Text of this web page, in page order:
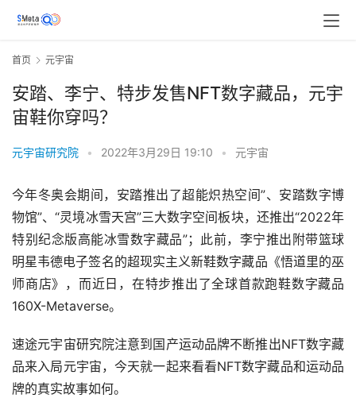
首页 元宇宙
安踏、李宁、特步发售NFT数字藏品，元宇
宙鞋你穿吗？
元宇宙研究院 • 2022年3月29日 19:10 • 元宇宙
今年冬奥会期间，安踏推出了超能炽热空间”、安踏数字博
物馆”、“灵境冰雪天宫”三大数字空间板块，还推出“2022年
特别纪念版高能冰雪数字藏品”；此前，李宁推出附带篮球
明星韦德电子签名的超现实主义新鞋数字藏品《悟道里的巫
师商店》，而近日，在特步推出了全球首款跑鞋数字藏品
160X-Metaverse。
速途元宇宙研究院注意到国产运动品牌不断推出NFT数字藏
品来入局元宇宙，今天就一起来看看NFT数字藏品和运动品
牌的真实故事如何。